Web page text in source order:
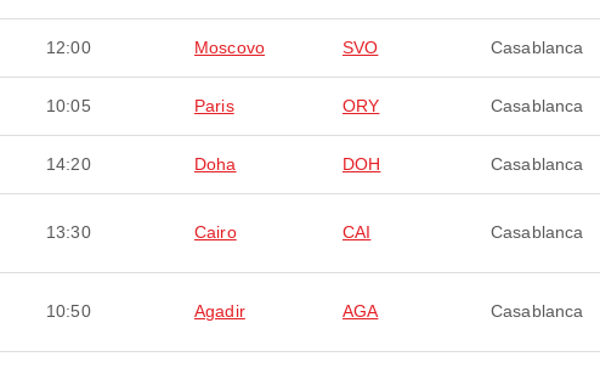
12:00 Moscovo SVO Casablanca
10:05 Paris ORY Casablanca
14:20 Doha DOH Casablanca
13:30 Cairo CAI Casablanca
10:50 Agadir AGA Casablanca